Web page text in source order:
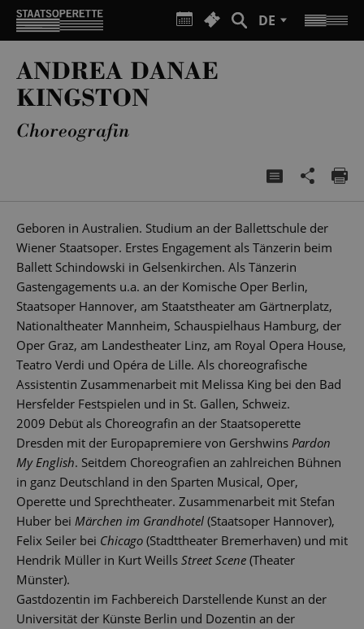
DE
ANDREA DANAE
KINGSTON
Choreografin
Geboren in Australien. Studium an der Ballettschule der
Wiener Staatsoper. Erstes Engagement als Tänzerin beim
Ballett Schindowski in Gelsenkirchen. Als Tänzerin
Gastengagements u.a. an der Komische Oper Berlin,
Staatsoper Hannover, am Staatstheater am Gärtnerplatz,
Nationaltheater Mannheim, Schauspielhaus Hamburg, der
Oper Graz, am Landestheater Linz, am Royal Opera House,
Teatro Verdi und Opéra de Lille. Als choreografische
Assistentin Zusammenarbeit mit Melissa King bei den Bad
Hersfelder Festspielen und in St. Gallen, Schweiz.
2009 Debüt als Choreografin an der Staatsoperette
Dresden mit der Europapremiere von Gershwins Pardon
My English. Seitdem Choreografien an zahlreichen Bühnen
in ganz Deutschland in den Sparten Musical, Oper,
Operette und Sprechtheater. Zusammenarbeit mit Stefan
Huber bei Märchen im Grandhotel (Staatsoper Hannover),
Felix Seiler bei Chicago (Stadttheater Bremerhaven) und mit
Hendrik Müller in Kurt Weills Street Scene (Theater
Münster).
Gastdozentin im Fachbereich Darstellende Kunst an der
Universität der Künste Berlin und Dozentin an der